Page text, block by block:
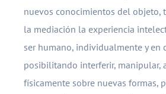
nuevos conocimientos del objeto,
la mediación la experiencia
ser humano, individualmente y en
posibilitando interferir, manipular,
físicamente sobre nuevas formas,